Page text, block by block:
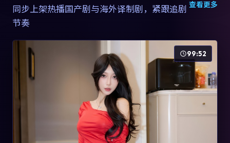
同步上架热播国产剧与海外译制剧，紧跟追剧
节奏
查看更多
99:52